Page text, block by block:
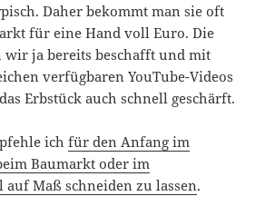
Daher bekommt man sie oft
für eine Hand voll Euro. Die
wir ja bereits beschafft und mit
verfügbaren YouTube-Videos
Erbstück auch schnell geschärft.
ichfür den Anfang im
Baumarkt oder im
Maß schneiden zu lassen.